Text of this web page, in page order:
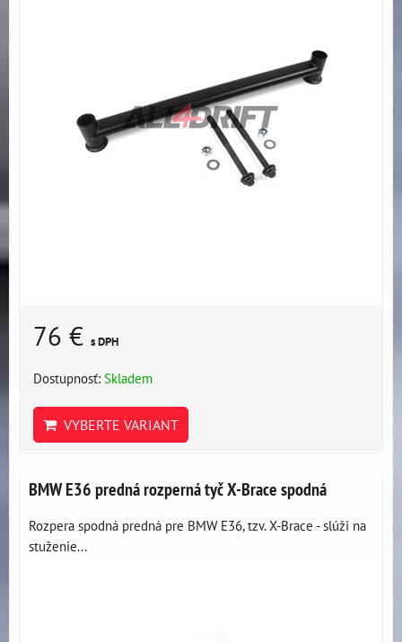
76 € s DPH
Dostupnosť: Skladem
VYBERTE VARIANT
BMW E36 predná rozperná tyč X-Brace spodná
Rozpera spodná predná pre BMW E36, tzv. X-Brace - slúži na
stuženie...